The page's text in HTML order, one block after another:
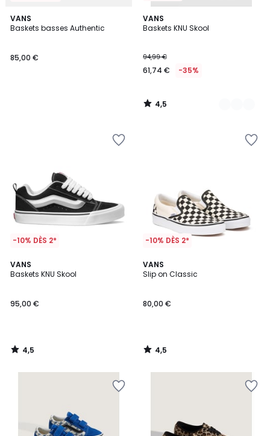
VANS
Baskets basses Authentic
85,00 €
VANS
Baskets KNU Skool
94,99 €
61,74 € -35%
4,5
/ 5
2
Couleurs
4,5
/
-10% DÈS 2*
VANS
Baskets KNU Skool
95,00 €
4,5
/ 5
4,5
/
-10% DÈS 2*
VANS
Slip on Classic
80,00 €
4,5
/ 5
4,5
/